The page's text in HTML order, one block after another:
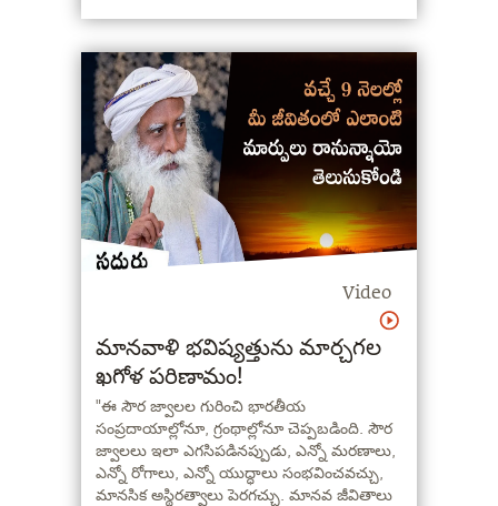
Video
మానవాళి భవిష్యత్తును మార్చగల
ఖగోళ పరిణామం!
"ఈ సౌర జ్వాలల గురించి భారతీయ
సంప్రదాయాల్లోనూ, గ్రంథాల్లోనూ చెప్పబడింది. సౌర
జ్వాలలు ఇలా ఎగసిపడినప్పుడు, ఎన్నో మరణాలు,
ఎన్నో రోగాలు, ఎన్నో యుద్ధాలు సంభవించవచ్చు,
మానసిక అస్థిరత్వాలు పెరగచ్చు. మానవ జీవితాలు